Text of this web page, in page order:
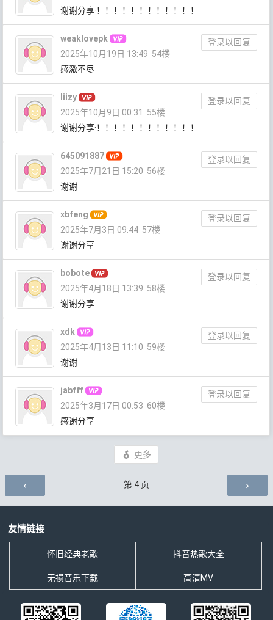
谢谢分享·！！！！！！！！！！！！
weaklovepk
登录以回复
2025年10月19日 13:49 54楼
感激不尽
liizy
登录以回复
2025年10月9日 00:31
55楼
谢谢分享·！！！！！！！！！！！！
645091887
登录以回复
2025年7月21日 15:20 56楼
谢谢
xbfeng
登录以回复
2025年7月3日 09:44 57楼
谢谢分享
bobote
登录以回复
2025年4月18日 13:39 58楼
谢谢分享
xdk
登录以回复
2025年4月13日 11:10 59楼
谢谢
jabfff
登录以回复
2025年3月17日 00:53 60楼
感谢分享
更多
评论导航 第 4页
友情链接
怀旧经典老歌 抖音热歌大全
无损音乐下载 高清MV